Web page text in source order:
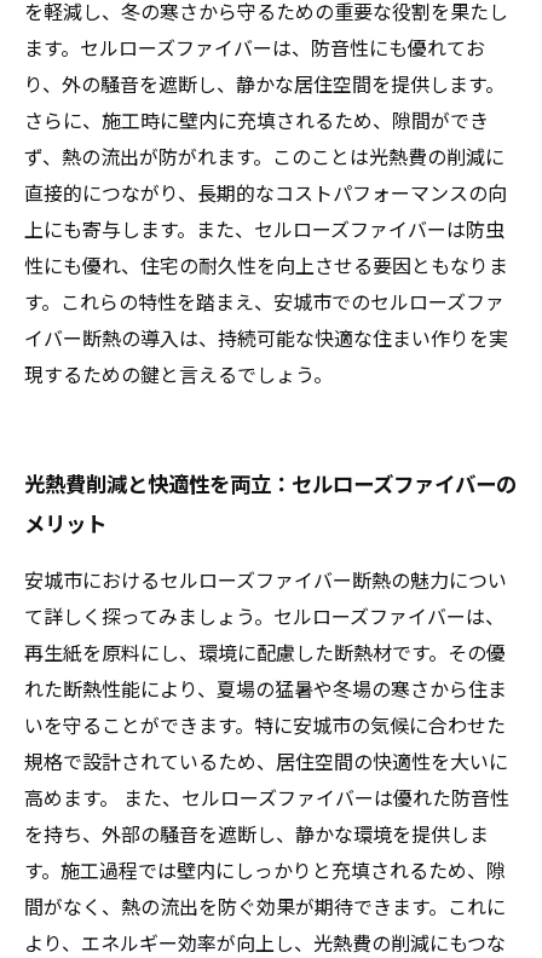
を軽減し、冬の寒さから守るための重要な役割を果たし
ます。セルローズファイバーは、防音性にも優れてお
り、外の騒音を遮断し、静かな居住空間を提供します。
さらに、施工時に壁内に充填されるため、隙間ができ
ず、熱の流出が防がれます。このことは光熱費の削減に
直接的につながり、長期的なコストパフォーマンスの向
上にも寄与します。また、セルローズファイバーは防虫
性にも優れ、住宅の耐久性を向上させる要因ともなりま
す。これらの特性を踏まえ、安城市でのセルローズファ
イバー断熱の導入は、持続可能な快適な住まい作りを実
現するための鍵と言えるでしょう。
光熱費削減と快適性を両立：セルローズファイバーの
メリット
安城市におけるセルローズファイバー断熱の魅力につい
て詳しく探ってみましょう。セルローズファイバーは、
再生紙を原料にし、環境に配慮した断熱材です。その優
れた断熱性能により、夏場の猛暑や冬場の寒さから住ま
いを守ることができます。特に安城市の気候に合わせた
規格で設計されているため、居住空間の快適性を大いに
高めます。 また、セルローズファイバーは優れた防音性
を持ち、外部の騒音を遮断し、静かな環境を提供しま
す。施工過程では壁内にしっかりと充填されるため、隙
間がなく、熱の流出を防ぐ効果が期待できます。これに
より、エネルギー効率が向上し、光熱費の削減にもつな